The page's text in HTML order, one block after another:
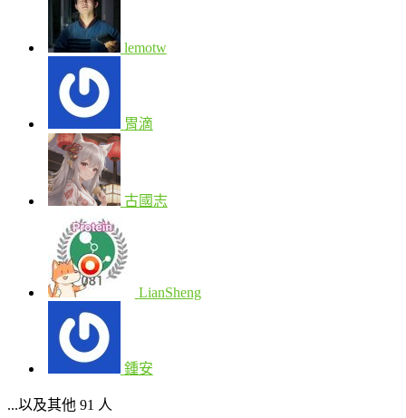
lemotw
胃滴
古國志
LianSheng
鍾安
...以及其他 91 人